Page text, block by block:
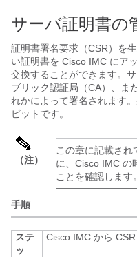
サーバ証明書の
証明書署名要求（CSR）を
い証明書を Cisco IMC にア
交換することができます。
ブリック認証局（CA）、ま
れかによって署名されます
ビットです。
（注）
この章に記載さ
に、 Cisco IMC の
ことを確認します。
手順
ステ
ッ
Cisco IMC から CSR